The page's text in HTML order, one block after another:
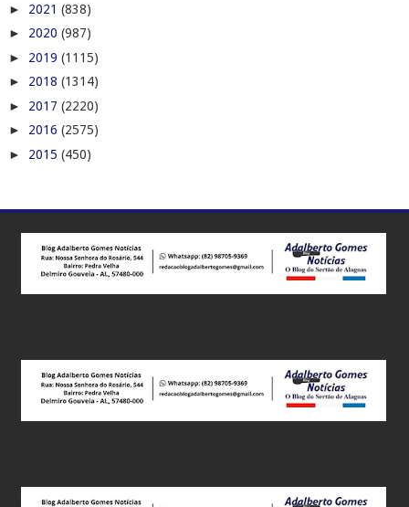
► 2021 (838)
► 2020 (987)
► 2019 (1115)
► 2018 (1314)
► 2017 (2220)
► 2016 (2575)
► 2015 (450)